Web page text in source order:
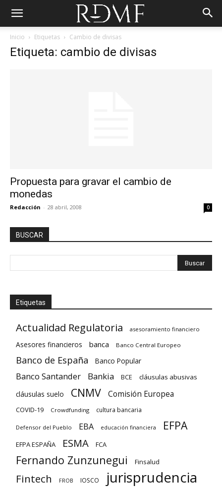
Inicio Etiquetas Cambio de divisas
Etiqueta: cambio de divisas
Propuesta para gravar el cambio de
monedas
Redacción - 28 abril, 2008 0
BUSCAR
Etiquetas
Actualidad Regulatoria asesoramiento financiero
Asesores financieros banca Banco Central Europeo
Banco de España Banco Popular
Banco Santander Bankia BCE cláusulas abusivas
cláusulas suelo CNMV Comisión Europea
COVID-19 Crowdfunding cultura bancaria
Defensor del Pueblo EBA educación financiera EFPA
EFPA ESPAÑA ESMA FCA
Fernando Zunzunegui Finsalud
Fintech FROB IOSCO jurisprudencia